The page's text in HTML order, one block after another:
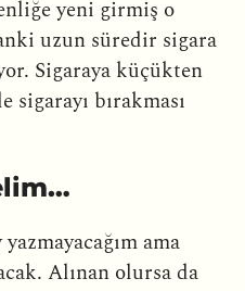
yeni girmiş o
uzun süredir sigara
Sigaraya küçükten
sigarayı bırakması
ama
Alınan olursa da